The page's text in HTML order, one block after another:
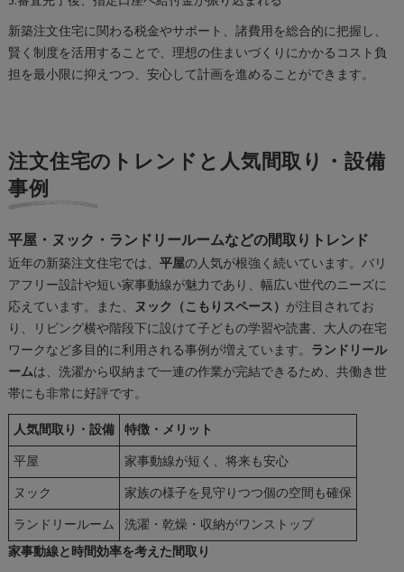
新築注文住宅に関わる税金やサポート、諸費用を総合的に把握し、
賢く制度を活用することで、理想の住まいづくりにかかるコスト負
担を最小限に抑えつつ、安心して計画を進めることができます。
注文住宅のトレンドと人気間取り・設備
事例
平屋・ヌック・ランドリールームなどの間取りトレンド
近年の新築注文住宅では、 平屋の人気が根強く続いています。バリ
アフリー設計や短い家事動線が魅力であり、幅広い世代のニーズに
応えています。また、 ヌック（こもりスペース） が注目されてお
り、リビング横や階段下に設けて子どもの学習や読書、大人の在宅
ワークなど多目的に利用される事例が増えています。 ランドリール
ームは、洗濯から収納まで一連の作業が完結できるため、共働き世
帯にも非常に好評です。
人気間取り・設備 特徴・メリット
平屋
家事動線が短く、将来も安心
ヌック
家族の様子を見守りつつ個の空間も確保
ランドリールーム 洗濯・乾燥・収納がワンストップ
家事動線と時間効率を考えた間取り